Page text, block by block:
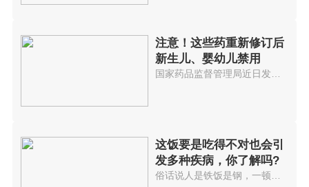
注意！这些药重新修订后
新生儿、婴幼儿禁用
这饭要是吃得不对也会引
发多种疾病，你了解吗?
俗话说人是铁饭是钢，一顿不吃饿...